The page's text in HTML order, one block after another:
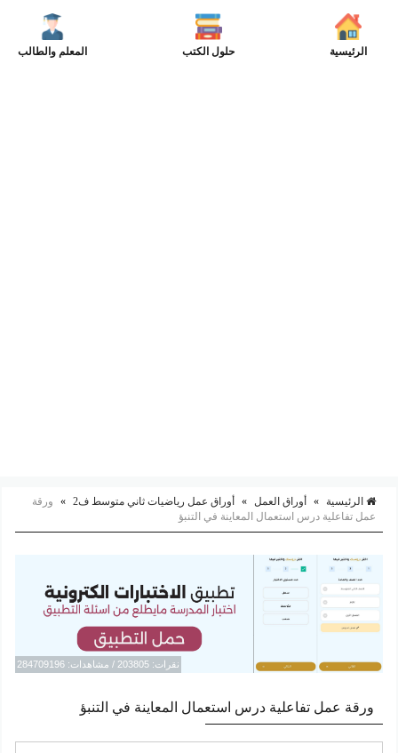
الرئيسية حلول الكتب المعلم والطالب
الرئيسية » أوراق العمل » أوراق عمل رياضيات ثاني متوسط ف2 »
ورقة
عمل تفاعلية درس استعمال المعاينة في التنبؤ
نقرات: 203805 / مشاهدات: 284709196
ورقة عمل تفاعلية درس استعمال المعاينة في التنبؤ